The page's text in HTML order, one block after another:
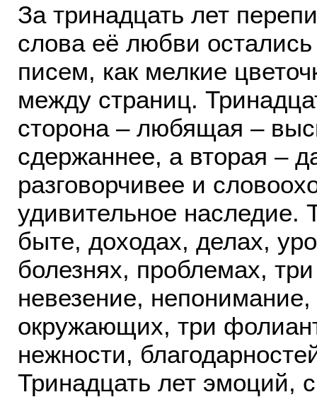
За тринадцать лет
слова её любви
писем, как мелкие
между страниц.
сторона – любящая –
сдержаннее, а вторая –
разговорчивее и
удивительное наследие.
быте, доходах, делах,
болезнях, проблемах,
невезение,
окружающих, три
нежности,
Тринадцать лет эмоций,